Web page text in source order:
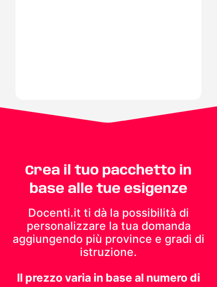
Crea il tuo pacchetto in
base alle tue esigenze
Docenti.it ti dà la possibilità di
personalizzare la tua domanda
aggiungendo più province e gradi di
istruzione.
Il prezzo varia in base al numero di